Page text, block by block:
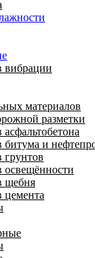
вибрации
материалов
разметки
битума и
грунтов
освещённости
щебня
цемента